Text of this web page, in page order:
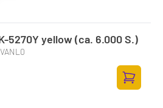
5270Y yellow (ca. 6.000 S.)
Zum